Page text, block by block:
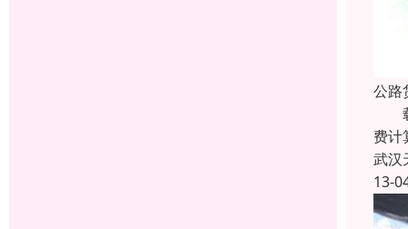
公路
载
费
武汉
13-